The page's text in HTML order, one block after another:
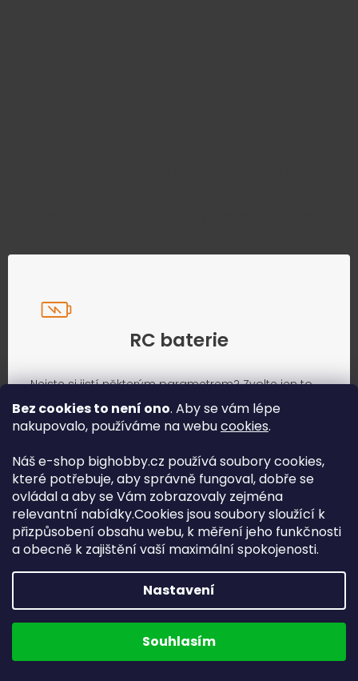
Bez cookies to není ono. Aby se vám lépe
nakupovalo, používáme na webucookies.
Náš e-shop bighobby.cz používá soubory cookies,
které potřebuje, aby správně fungoval, dobře se
ovládal a aby se Vám zobrazovaly zejména
relevantní nabídky.Cookies jsou soubory sloužící k
přizpůsobení obsahu webu, k měření jeho funkčnosti
a obecně k zajištění vaší maximální spokojenosti.
Nastavení
Souhlasím
RC baterie
Nejste si jistí některým parametrem? Zvolte jen to,
co znáte.
Jak vybrat správnou baterii?
Najít vhodné baterie